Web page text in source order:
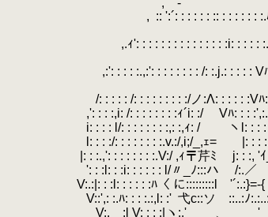
:: ':´: : : : :
: : : : : : : : : : : : :i: :
:.,:': : : : : : : : /: :.j.: : : :
/: : : : : : : : :/ノ:Λ: : : : : :V
: : : : : : : :ｨ´i: :/ Vﾊ: : : :',:.} ＼: :
: : : : : : :,: :,ｨ: / ヽl: : : : Y__
: : : : : :.v.:/,i;/_,ｪ= |: : : ::/芹ﾐ､
: : : : : :.V:/ ,ｨ〒芹ﾐ j: : :, 'ｲ_
:i: : : : : : l/〃_ﾉ:::ハ /:.／
: : : : :ﾊ〈 に:::::::::l
:.ﾊ: : : :.:,l: :' .弋c::ソ ::..:ﾉ
:l V: : : :|ヽ:.' ゝ、 __